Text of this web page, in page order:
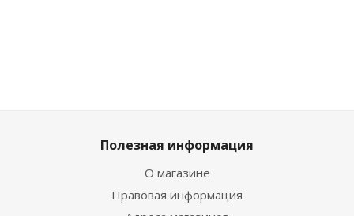
Полезная информация
О магазине
Правовая информация